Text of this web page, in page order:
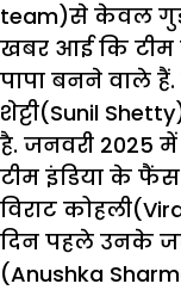
team)से केवल गुड
खबर आई कि टीम
पापा बनने वाले
शेट्टी(Sunil
है. जनवरी 2025
टीम इंडिया के
विराट
दिन पहले उनके
(Anushka